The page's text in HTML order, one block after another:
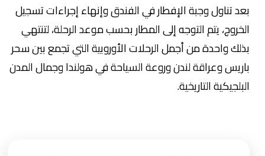
بعد تناول وجبة الإفطار في الفندق وإنهاء إجراءات تسجيل
الخروج، يتم التوجه إلى المطار بحسب موعد الرحلة، لتنتهي
بذلك واحدة من أجمل الرحلات الأوروبية التي تجمع بين سحر
باريس وعراقة لندن وروعة السياحة في هولندا وجمال المدن
البلجيكية التاريخية.